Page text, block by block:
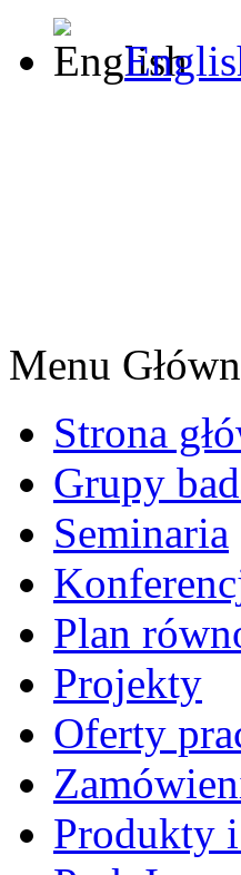
Menu
Strona
Grupy
Seminaria
Plan
Projekty
Oferty
Produkty i